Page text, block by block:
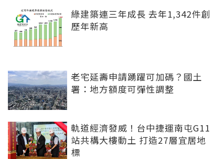
綠建築連三年成長 去年1,342件創
歷年新高
老宅延壽申請踴躍可加碼？國土
署：地方額度可彈性調整
軌道經濟發威！台中捷運南屯G11
站共構大樓動土 打造27層宜居地
標